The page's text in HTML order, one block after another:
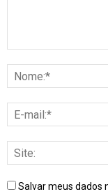
Salvar meus dados